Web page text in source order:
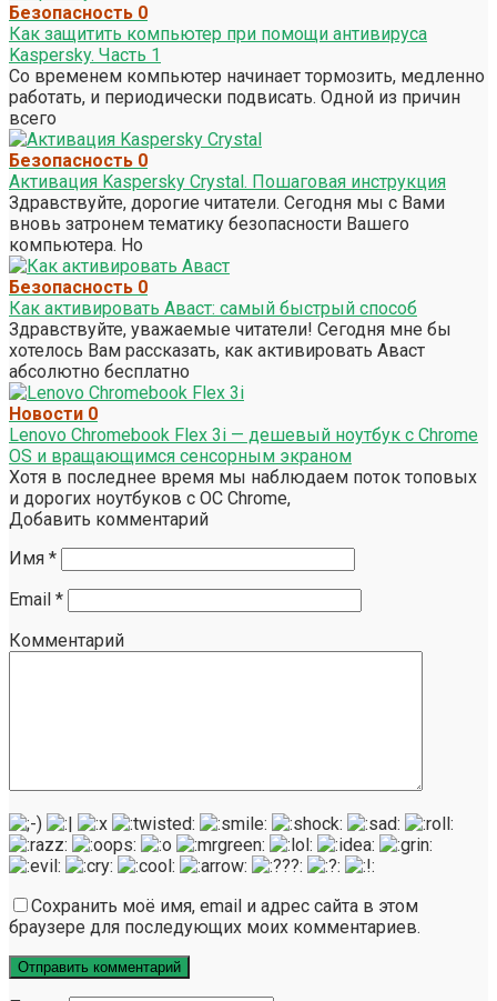
Безопасность 0
Как защитить компьютер при помощи антивируса
Kaspersky. Часть 1
Со временем компьютер начинает тормозить, медленно
работать, и периодически подвисать. Одной из причин
всего
Безопасность 0
Активация Kaspersky Crystal. Пошаговая инструкция
Здравствуйте, дорогие читатели. Сегодня мы с Вами
вновь затронем тематику безопасности Вашего
компьютера. Но
Безопасность 0
Как активировать Аваст: самый быстрый способ
Здравствуйте, уважаемые читатели! Сегодня мне бы
хотелось Вам рассказать, как активировать Аваст
абсолютно бесплатно
Новости 0
Lenovo Chromebook Flex 3i — дешевый ноутбук с Chrome
OS и вращающимся сенсорным экраном
Хотя в последнее время мы наблюдаем поток топовых
и дорогих ноутбуков с ОС Chrome,
Добавить комментарий
Имя *
Email *
Комментарий
Сохранить моё имя, email и адрес сайта в этом
браузере для последующих моих комментариев.